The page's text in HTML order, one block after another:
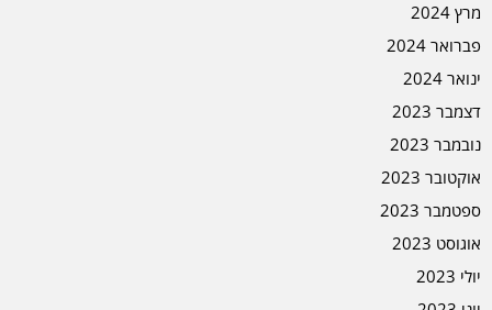
מרץ 2024
פברואר 2024
ינואר 2024
דצמבר 2023
נובמבר 2023
אוקטובר 2023
ספטמבר 2023
אוגוסט 2023
יולי 2023